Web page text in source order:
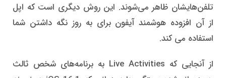
تلفن‌هایشان ظاهر می‌شوند. این روش دیگری است که اپل
از آن افزوده هوشمند آیفون برای به روز نگه داشتن شما
استفاده می کند.
از آنجایی که Live Activities به برنامه‌های شخص ثالث